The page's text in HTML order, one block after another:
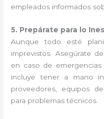
empleados informados
5. Prepárate para lo
Aunque todo esté
imprevistos. Asegúrate
en caso de
incluye tener a mano
proveedores, equipos
para problemas técnicos.